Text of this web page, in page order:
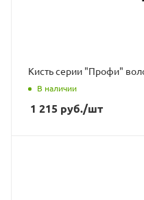
Кисть серии "Профи"
В наличии
1 215 руб./шт